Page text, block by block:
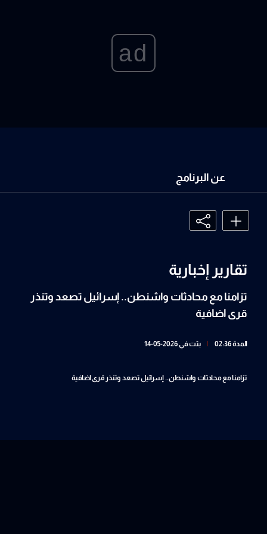
ad
عن البرنامج
تقارير إخبارية
تزامنا مع محادثات واشنطن.. إسرائيل تصعد وتنذر
قرى اضافية
المدة 02:36 بثت في 2026-05-14
تزامنا مع محادثات واشنطن.. إسرائيل تصعد وتنذر قرى اضافية